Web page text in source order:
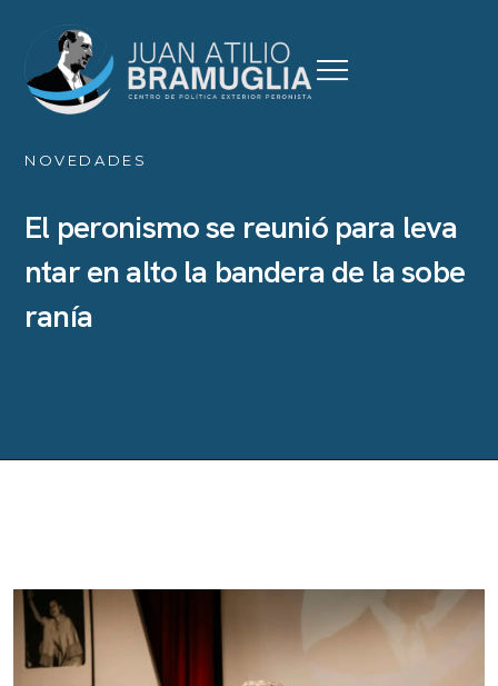
NOVEDADES
El peronismose reunió para leva
ntar enalto la banderade lasobe
ranía